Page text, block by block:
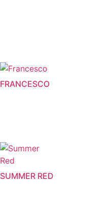
FRANCESCO
SUMMER RED